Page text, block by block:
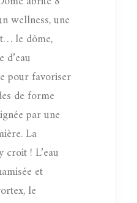
wellness, une
le dôme,
d’eau
pour favoriser
de forme
par une
La
croit ! L’eau
et
le